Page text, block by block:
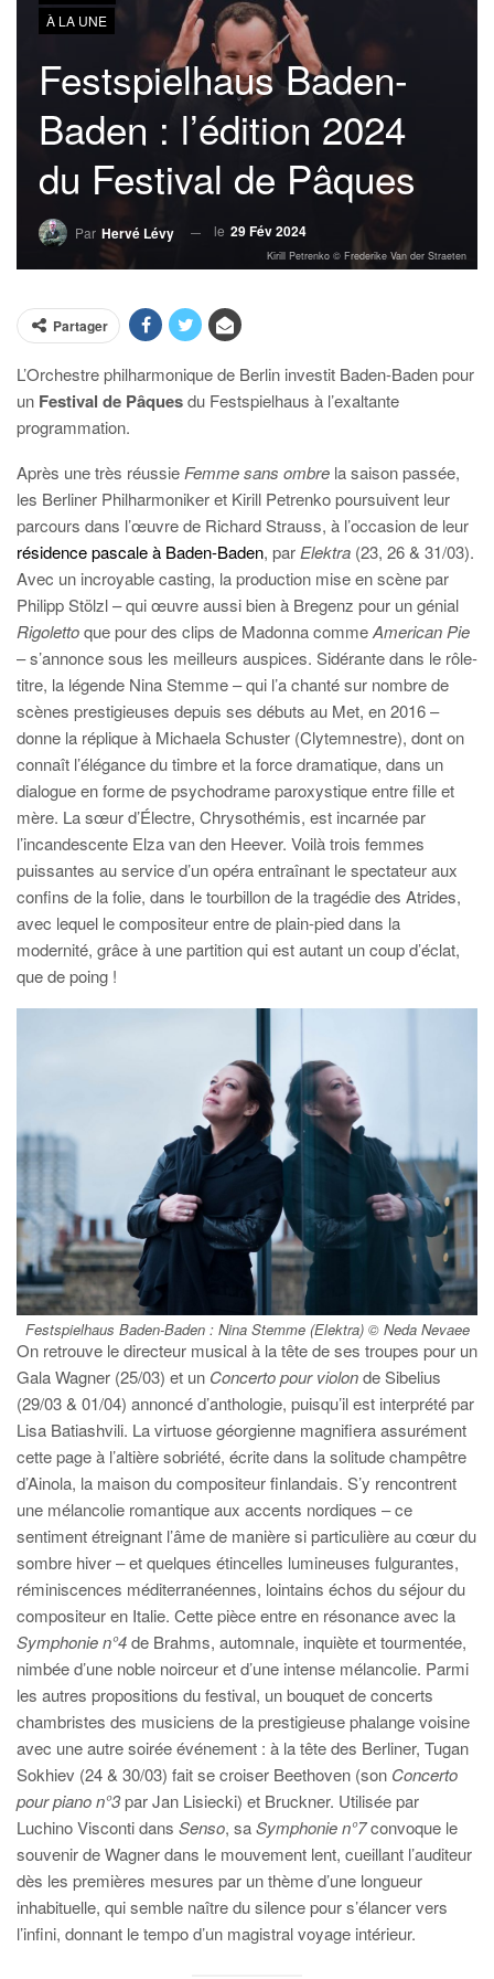
À LA UNE
Festspielhaus Baden-
Baden : l’édition 2024
du Festival de Pâques
Par Hervé Lévy le 29 Fév 2024
Kirill Petrenko © Frederike Van der Straeten
Partager
L’Orchestre philharmonique de Berlin investit Baden-Baden pour
un Festival de Pâquesdu Festspielhaus à l’exaltante
programmation.
Après une très réussie Femme sans ombre la saison passée,
les Berliner Philharmoniker et Kirill Petrenko poursuivent leur
parcours dans l’œuvre de Richard Strauss, à l’occasion de leur
résidence pascale à Baden-Baden, par Elektra (23, 26 & 31/03).
Avec un incroyable casting, la production mise en scène par
Philipp Stölzl – qui œuvre aussi bien à Bregenz pour un génial
Rigolettoque pour des clips de Madonna commeAmerican Pie
– s’annonce sous les meilleurs auspices. Sidérante dans le rôle-
titre, la légende Nina Stemme – qui l’a chanté sur nombre de
scènes prestigieuses depuis ses débuts au Met, en 2016 –
donne la réplique à Michaela Schuster (Clytemnestre), dont on
connaît l’élégance du timbre et la force dramatique, dans un
dialogue en forme de psychodrame paroxystique entre fille et
mère. La sœur d’Électre, Chrysothémis, est incarnée par
l’incandescente Elza van den Heever. Voilà trois femmes
puissantes au service d’un opéra entraînant le spectateur aux
confins de la folie, dans le tourbillon de la tragédie des Atrides,
avec lequel le compositeur entre de plain-pied dans la
modernité, grâce à une partition qui est autant un coup d’éclat,
que de poing !
Festspielhaus Baden-Baden : Nina Stemme (Elektra) © Neda Nevaee
On retrouve le directeur musical à la tête de ses troupes pour un
Gala Wagner (25/03) et un Concerto pour violonde Sibelius
(29/03 & 01/04) annoncé d’anthologie, puisqu’il est interprété par
Lisa Batiashvili. La virtuose géorgienne magnifiera assurément
cette page à l’altière sobriété, écrite dans la solitude champêtre
d’Ainola, la maison du compositeur finlandais. S’y rencontrent
une mélancolie romantique aux accents nordiques – ce
sentiment étreignant l’âme de manière si particulière au cœur du
sombre hiver – et quelques étincelles lumineuses fulgurantes,
réminiscences méditerranéennes, lointains échos du séjour du
compositeur en Italie. Cette pièce entre en résonance avec la
Symphonie n°4de Brahms, automnale, inquiète et tourmentée,
nimbée d’une noble noirceur et d’une intense mélancolie. Parmi
les autres propositions du festival, un bouquet de concerts
chambristes des musiciens de la prestigieuse phalange voisine
avec une autre soirée événement : à la tête des Berliner, Tugan
Sokhiev (24 & 30/03) fait se croiser Beethoven (son Concerto
pour piano n°3par Jan Lisiecki) et Bruckner. Utilisée par
Luchino Visconti dans Senso, saSymphonie n°7convoque le
souvenir de Wagner dans le mouvement lent, cueillant l’auditeur
dès les premières mesures par un thème d’une longueur
inhabituelle, qui semble naître du silence pour s’élancer vers
l’infini, donnant le tempo d’un magistral voyage intérieur.